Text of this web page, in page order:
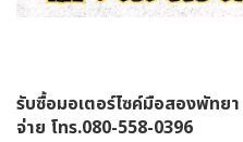
รับซื้อมอเตอร์ไซค์มือสองพัทย
จ่าย โทร.080-558-0396